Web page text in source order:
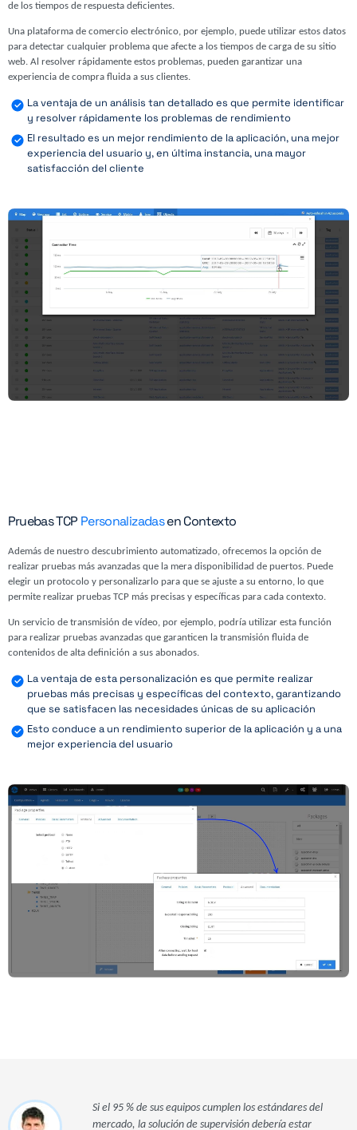
de los tiempos de respuesta deficientes.
Una plataforma de comercio electrónico, por ejemplo, puede utilizar estos datos
para detectar cualquier problema que afecte a los tiempos de carga de su sitio
web. Al resolver rápidamente estos problemas, pueden garantizar una
experiencia de compra fluida a sus clientes.
La ventaja de un análisis tan detallado es que permite identificar
y resolver rápidamente los problemas de rendimiento
El resultado es un mejor rendimiento de la aplicación, una mejor
experiencia del usuario y, en última instancia, una mayor
satisfacción del cliente
Pruebas TCP Personalizadasen Contexto
Además de nuestro descubrimiento automatizado, ofrecemos la opción de
realizar pruebas más avanzadas que la mera disponibilidad de puertos. Puede
elegir un protocolo y personalizarlo para que se ajuste a su entorno, lo que
permite realizar pruebas TCP más precisas y específicas para cada contexto.
Un servicio de transmisión de vídeo, por ejemplo, podría utilizar esta función
para realizar pruebas avanzadas que garanticen la transmisión fluida de
contenidos de alta definición a sus abonados.
La ventaja de esta personalización es que permite realizar
pruebas más precisas y específicas del contexto, garantizando
que se satisfacen las necesidades únicas de su aplicación
Esto conduce a un rendimiento superior de la aplicación y a una
mejor experiencia del usuario
Si el 95 % de sus equipos cumplen los estándares del
mercado, la solución de supervisión debería estar